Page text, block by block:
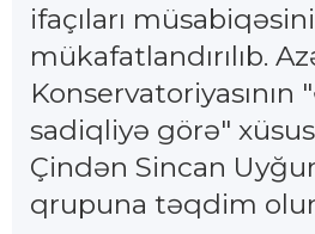
ifaçıları
mükafatlandırılıb.
Konservatoriyasının
sadiqliyə görə"
Çindən Sincan
qrupuna təqdim